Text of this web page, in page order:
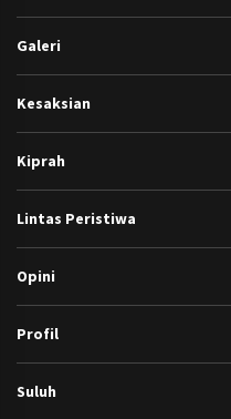
Galeri
Kesaksian
Kiprah
Lintas Peristiwa
Opini
Profil
Suluh